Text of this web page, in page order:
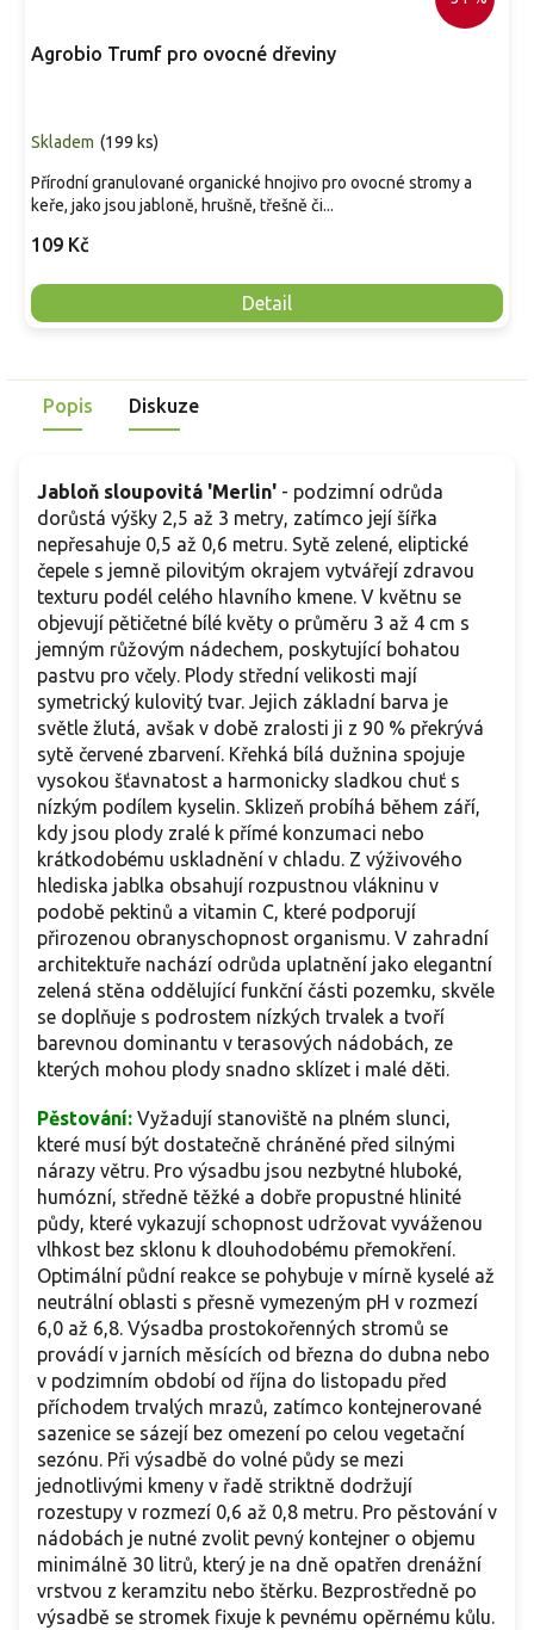
Agrobio Trumf pro ovocné dřeviny
Skladem (199 ks)
109 Kč
Detail
Přírodní granulované organické hnojivo pro ovocné stromy a
keře, jako jsou jabloně, hrušně, třešně či...
Popis Diskuze
Jabloň sloupovitá 'Merlin' - podzimní odrůda
dorůstá výšky 2,5 až 3 metry, zatímco její šířka
nepřesahuje 0,5 až 0,6 metru. Sytě zelené, eliptické
čepele s jemně pilovitým okrajem vytvářejí zdravou
texturu podél celého hlavního kmene. V květnu se
objevují pětičetné bílé květy o průměru 3 až 4 cm s
jemným růžovým nádechem, poskytující bohatou
pastvu pro včely. Plody střední velikosti mají
symetrický kulovitý tvar. Jejich základní barva je
světle žlutá, avšak v době zralosti ji z 90 % překrývá
sytě červené zbarvení. Křehká bílá dužnina spojuje
vysokou šťavnatost a harmonicky sladkou chuť s
nízkým podílem kyselin. Sklizeň probíhá během září,
kdy jsou plody zralé k přímé konzumaci nebo
krátkodobému uskladnění v chladu. Z výživového
hlediska jablka obsahují rozpustnou vlákninu v
podobě pektinů a vitamin C, které podporují
přirozenou obranyschopnost organismu. V zahradní
architektuře nachází odrůda uplatnění jako elegantní
zelená stěna oddělující funkční části pozemku, skvěle
se doplňuje s podrostem nízkých trvalek a tvoří
barevnou dominantu v terasových nádobách, ze
kterých mohou plody snadno sklízet i malé děti.
Pěstování: Vyžadují stanoviště na plném slunci,
které musí být dostatečně chráněné před silnými
nárazy větru. Pro výsadbu jsou nezbytné hluboké,
humózní, středně těžké a dobře propustné hlinité
půdy, které vykazují schopnost udržovat vyváženou
vlhkost bez sklonu k dlouhodobému přemokření.
Optimální půdní reakce se pohybuje v mírně kyselé až
neutrální oblasti s přesně vymezeným pH v rozmezí
6,0 až 6,8. Výsadba prostokořenných stromů se
provádí v jarních měsících od března do dubna nebo
v podzimním období od října do listopadu před
příchodem trvalých mrazů, zatímco kontejnerované
sazenice se sázejí bez omezení po celou vegetační
sezónu. Při výsadbě do volné půdy se mezi
jednotlivými kmeny v řadě striktně dodržují
rozestupy v rozmezí 0,6 až 0,8 metru. Pro pěstování v
nádobách je nutné zvolit pevný kontejner o objemu
minimálně 30 litrů, který je na dně opatřen drenážní
vrstvou z keramzitu nebo štěrku. Bezprostředně po
výsadbě se stromek fixuje k pevnému opěrnému kůlu.